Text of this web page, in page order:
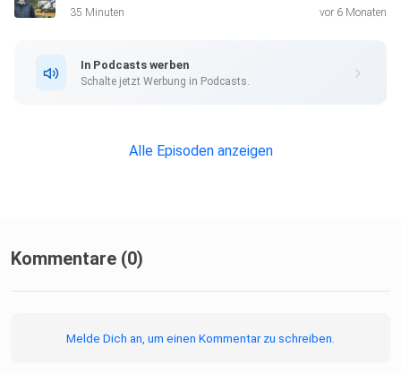
Lymphsystem bei „dicken Beinen“? Wann sind
Folgt uns für praxisnahe, evidenzbasierte Pferdemedizin.
35 Minuten vor 6 Monaten
In Podcasts werben
Schalte jetzt Werbung in Podcasts.
Alle Episoden anzeigen
Kommentare (0)
Melde Dich an, um einen Kommentar zu schreiben.